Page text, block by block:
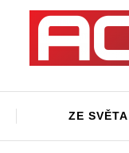
ZE SVĚTA